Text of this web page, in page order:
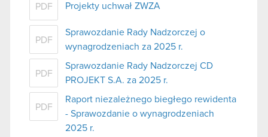
PDF Projekty uchwał ZWZA
PDF
Sprawozdanie Rady Nadzorczej o
wynagrodzeniach za 2025 r.
PDF
Sprawozdanie Rady Nadzorczej CD
PROJEKT S.A. za 2025 r.
PDF
Raport niezależnego biegłego rewidenta
- Sprawozdanie o wynagrodzeniach
2025 r.